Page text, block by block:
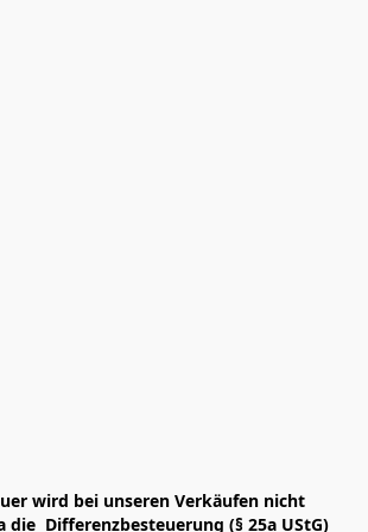
wird bei unseren Verkäufen nicht
die  Differenzbesteuerung (§ 25a UStG)